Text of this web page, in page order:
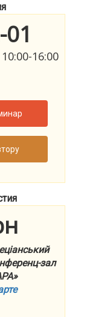
16:00
зал